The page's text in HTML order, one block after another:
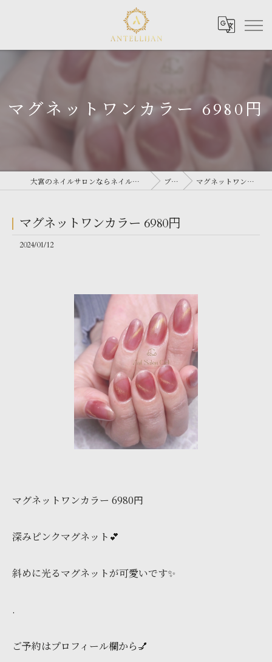
マグネットワンカラー 6980円
大宮のネイルサロンならネイルサロン Antellijan 大宮 ブログ マグネットワンカラー 6980円
マグネットワンカラー 6980円
2024/01/12
マグネットワンカラー 6980円
深みピンクマグネット︎💕︎
斜めに光るマグネットが可愛いです✨️
.
ご予約はプロフィール欄から💅